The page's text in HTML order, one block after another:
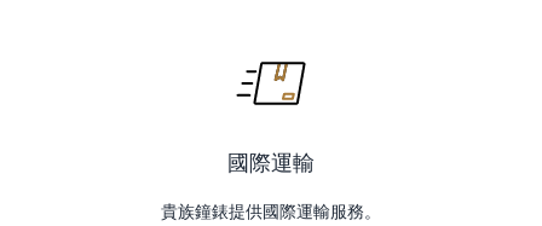
國際運輸
貴族鐘錶提供國際運輸服務。